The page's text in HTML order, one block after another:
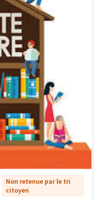
Non retenue par le tri
citoyen